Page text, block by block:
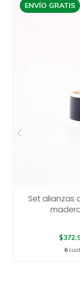
ENVÍO GRATIS
Set alianzas
madera
6